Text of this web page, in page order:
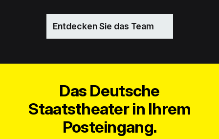
Entdecken Sie das Team
Das Deutsche
Staatstheater in Ihrem
Posteingang.